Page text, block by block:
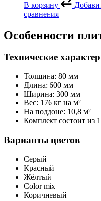
В корзину
сравнения
Особенности
Технические
Толщина: 80 мм
Длина: 600 мм
Ширина: 300 мм
Вес: 176 кг на м²
На поддоне: 10,8 м²
Комплект состоит из
Варианты цветов
Серый
Красный
Жёлтый
Color mix
Коричневый